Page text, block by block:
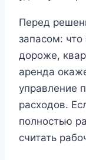
Перед
запасом:
дороже,
аренда
управление
расходов.
полностью
считать